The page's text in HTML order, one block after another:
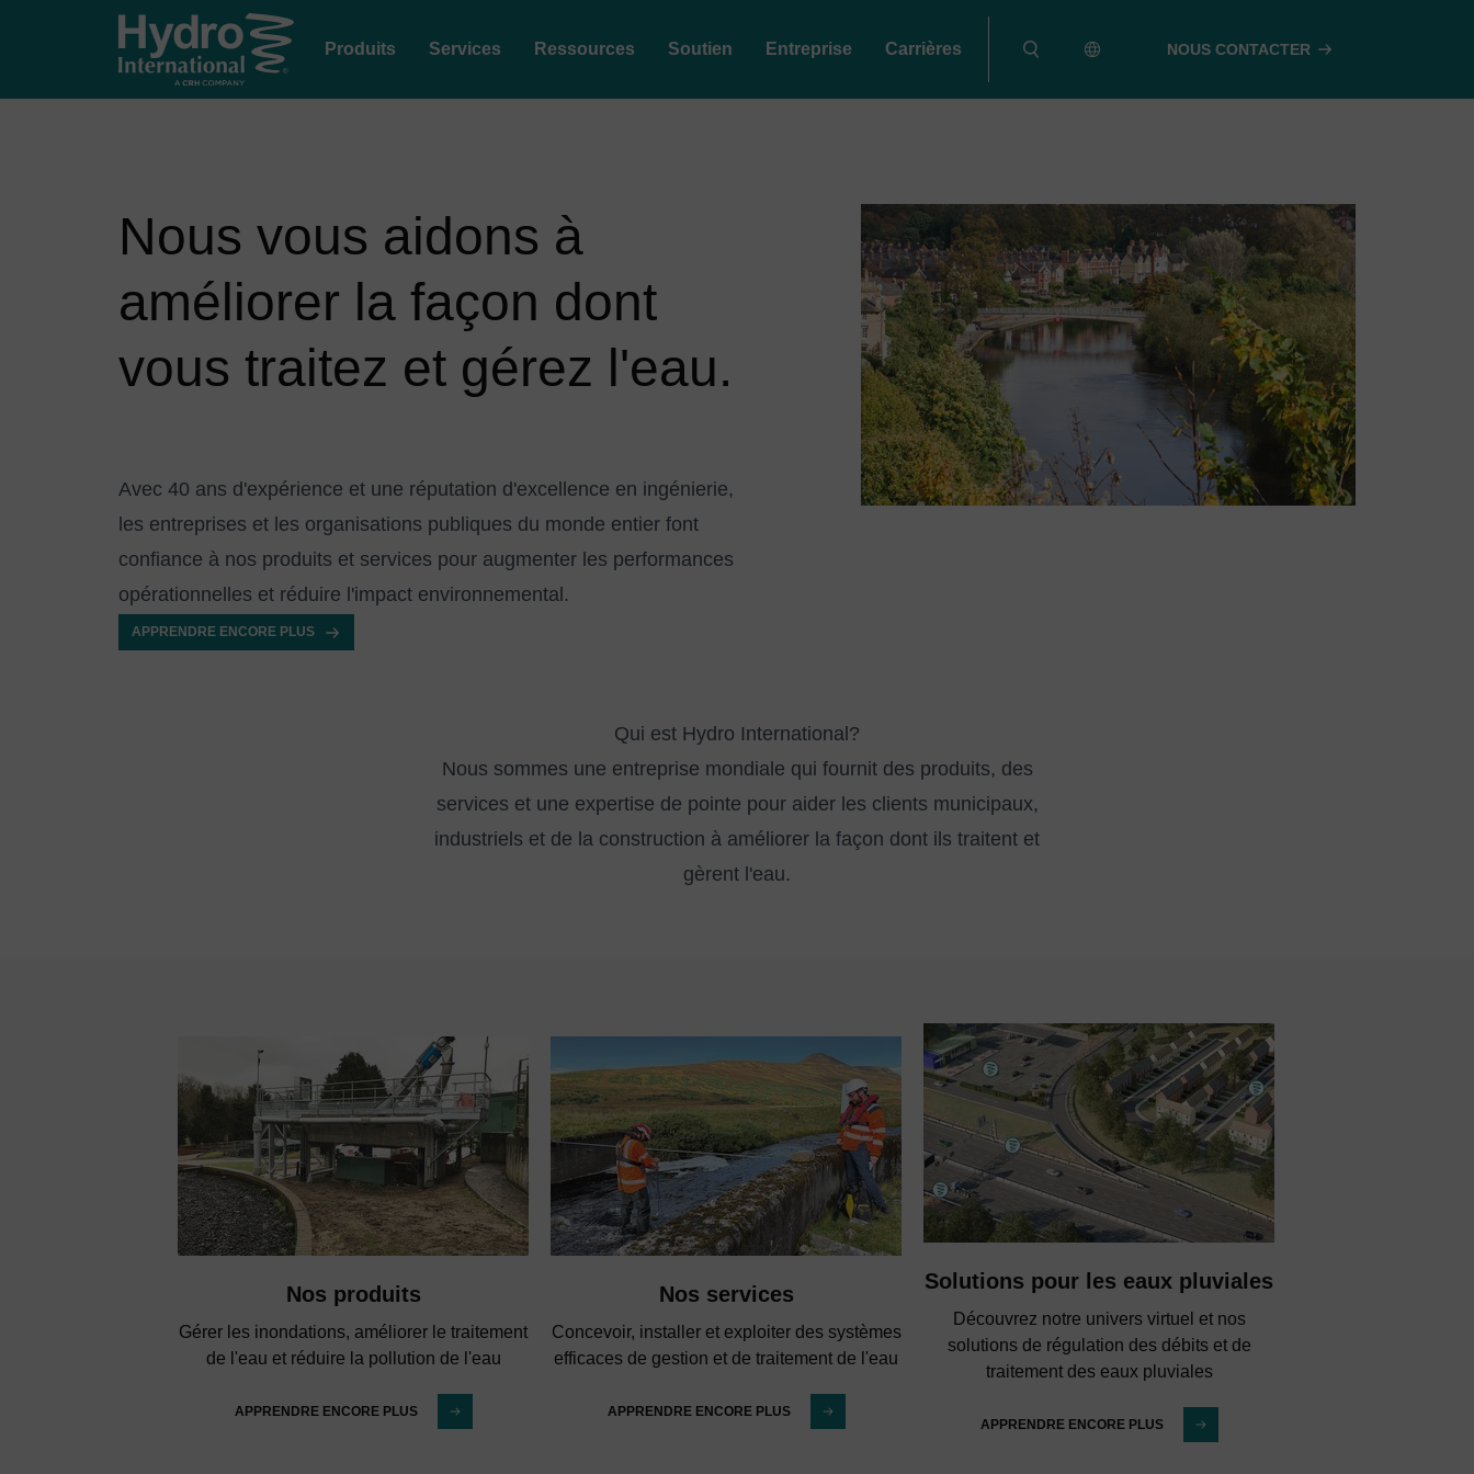
Produits Services Ressources Soutien Entreprise Carrières NOUS CONTACTER
Nous vous aidons à
améliorer la façon dont
vous traitez et gérez l'eau.
Avec 40 ans d'expérience et une réputation d'excellence en ingénierie,
les entreprises et les organisations publiques du monde entier font
confiance à nos produits et services pour augmenter les performances
opérationnelles et réduire l'impact environnemental.
APPRENDRE ENCORE PLUS
Image
Qui est Hydro International?
Nous sommes une entreprise mondiale qui fournit des produits, des
services et une expertise de pointe pour aider les clients municipaux,
industriels et de la construction à améliorer la façon dont ils traitent et
gèrent l'eau.
Nos produits
Gérer les inondations, améliorer le traitement
de l'eau et réduire la pollution de l'eau
APPRENDRE ENCORE PLUS
Nos services
Concevoir, installer et exploiter des systèmes
efficaces de gestion et de traitement de l'eau
APPRENDRE ENCORE PLUS
Solutions pour les eaux pluviales
Découvrez notre univers virtuel et nos
solutions de régulation des débits et de
traitement des eaux pluviales
APPRENDRE ENCORE PLUS